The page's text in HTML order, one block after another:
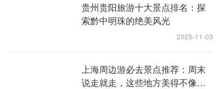
贵州贵阳旅游十大景点排名：探
索黔中明珠的绝美风光
2025-11-03
上海周边游必去景点推荐：周末
说走就走，这些地方美得不像